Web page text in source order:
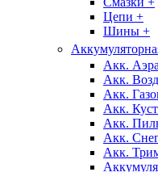
Цепи +
Шины +
Акк.
Акк.
Акк.
Акк.
Акк.
Акк.
Акк.